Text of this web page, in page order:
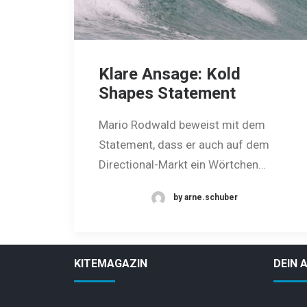
Klare Ansage: Kold
Shapes Statement
Mario Rodwald beweist mit dem
Statement, dass er auch auf dem
Directional-Markt ein Wörtchen…
by arne.schuber
KITEMAGAZIN DEIN